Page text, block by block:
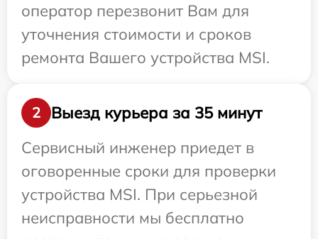
оператор перезвонит Вам для
уточнения стоимости и сроков
ремонта Вашего устройства MSI.
2
Выезд курьера за 35 минут
Сервисный инженер приедет в
оговоренные сроки для проверки
устройства MSI. При серьезной
неисправности мы бесплатно